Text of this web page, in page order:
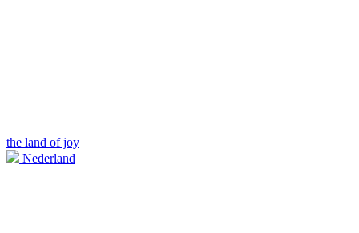
the land of joy
Nederland